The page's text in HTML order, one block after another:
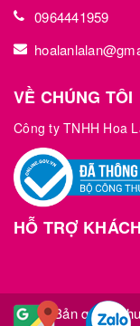
0964441959
VỀ CHÚNG TÔI
Công ty TNHH Hoa
HỖ TRỢ
© Bản quyền